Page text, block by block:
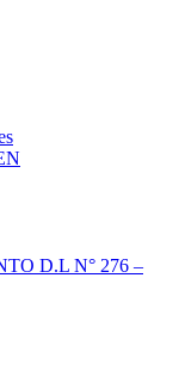
D.L N° 276 –